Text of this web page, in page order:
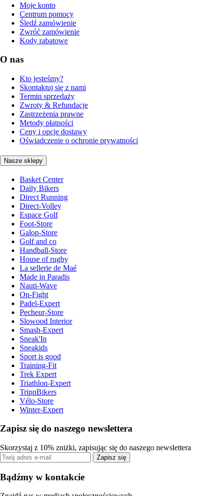
Moje konto
Centrum pomocy
Śledź zamówienie
Zwróć zamówienie
Kody rabatowe
O nas
Kto jesteśmy?
Skontaktuj się z nami
Termin sprzedaży
Zwroty & Refundacje
Zastrzeżenia prawne
Metody płatności
Ceny i opcje dostawy
Oświadczenie o ochronie prywatności
Nasze sklepy
Basket Center
Daily Bikers
Direct Running
Direct-Volley
Espace Golf
Foot-Store
Galop-Store
Golf and co
Handball-Store
House of rugby
La sellerie de Maé
Made in Paradis
Nauti-Wave
On-Fight
Padel-Expert
Pecheur-Store
Slowood Interior
Smash-Expert
Sneak'In
Sneakids
Sport is good
Training-Fit
Trek Expert
Triathlon-Expert
TripnBikers
Vélo-Store
Winter-Expert
Zapisz się do naszego newslettera
Skorzystaj z 10% zniżki, zapisując się do naszego newslettera
Zapisz się
Bądźmy w kontakcie